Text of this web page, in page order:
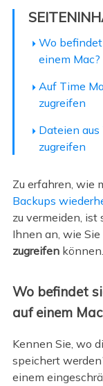
Wo
einem Mac?
Auf Time
zugreifen
Dateien
zugreifen
Zu erfahren, wie
Backups
zu vermeiden,
Ihnen an, wie
zugreifen können.
Wo befindet
auf einem
Kennen Sie, wo
speichert
einem